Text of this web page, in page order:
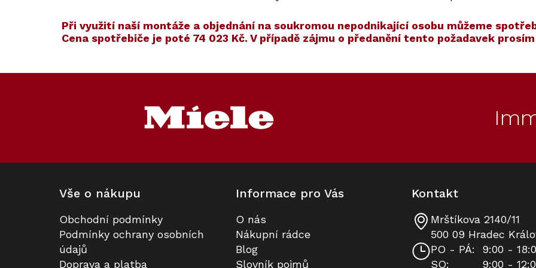
​​Při využití naší montáže a objednání na soukromou nepodnikající osobu můžeme
Cena spotřebiče je poté 74 023 Kč. V případě zájmu o předanění tento požadavek
Konvektomat MIELE DGC 7541 HC
Pro BlackLine
Konvektomat MIELE DGC 7440 HC
Prodloužená záruka na 5 let Prodloužená záruka na 10 let
Vše o nákupu
Obchodní podmínky
Podmínky ochrany osobních
údajů
Doprava a platba
Informace pro Vás
O nás
Nákupní rádce
Blog
Slovník pojmů
Kontakt
Mrštíkova 2140/11
500 09 Hradec
PO - PÁ:
9:00 -
SO:
9:00 -